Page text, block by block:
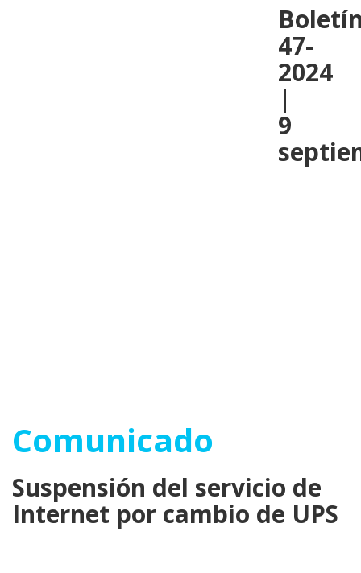
47-
2024
|
9
Comunicado
Suspensión del servicio de
Internet por cambio de UPS